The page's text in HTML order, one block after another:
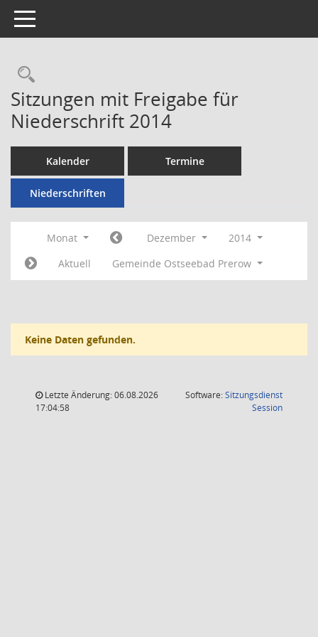
Toggle navigation
Rechercheauswahl
Sitzungen mit Freigabe für
Niederschrift 2014
Kalender Termine
Niederschriften
Monat Dezember
2014
Aktuell
Gemeinde Ostseebad Prerow
Keine Daten gefunden.
Letzte Änderung: 06.08.2026
17:04:58
Software:Sitzungsdienst
Session(Wird in